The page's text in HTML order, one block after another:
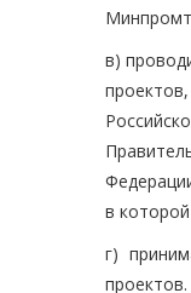
в)
в
г)